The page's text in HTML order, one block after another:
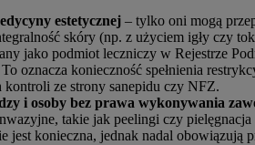
estetycznej – tylko oni mogą
skóry (np. z użyciem igły czy
jako podmiot leczniczy w Rejestrze
oznacza konieczność spełnienia
kontroli ze strony sanepidu czy NFZ.
i osoby bez prawa wykonywania
takie jak peelingi czy
jest konieczna, jednak nadal obowiązują